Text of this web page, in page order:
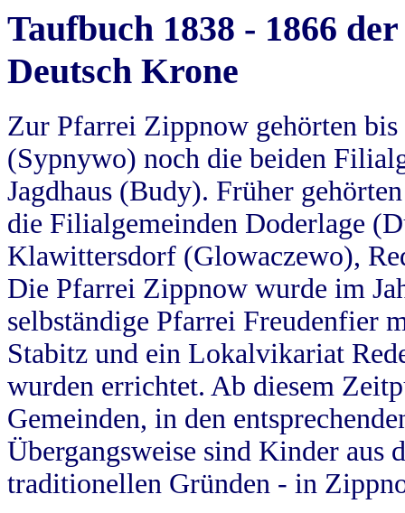
Taufbuch 1838 - 1866
Deutsch Krone
Zur Pfarrei Zippnow gehörten
(Sypnywo) noch die beiden
Jagdhaus (Budy). Früher
die Filialgemeinden Doderlage
Klawittersdorf (Glowaczewo),
Die Pfarrei Zippnow wurde im
selbständige Pfarrei Freudenfier
Stabitz und ein Lokalvikariat
wurden errichtet. Ab diesem
Gemeinden, in den
Übergangsweise sind Kinder aus
traditionellen Gründen - in